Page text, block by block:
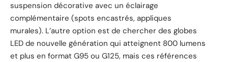
suspension décorative avec un éclairage
complémentaire (spots encastrés, appliques
murales). L’autre option est de chercher des globes
LED de nouvelle génération qui atteignent 800 lumens
et plus en format G95 ou G125, mais ces références